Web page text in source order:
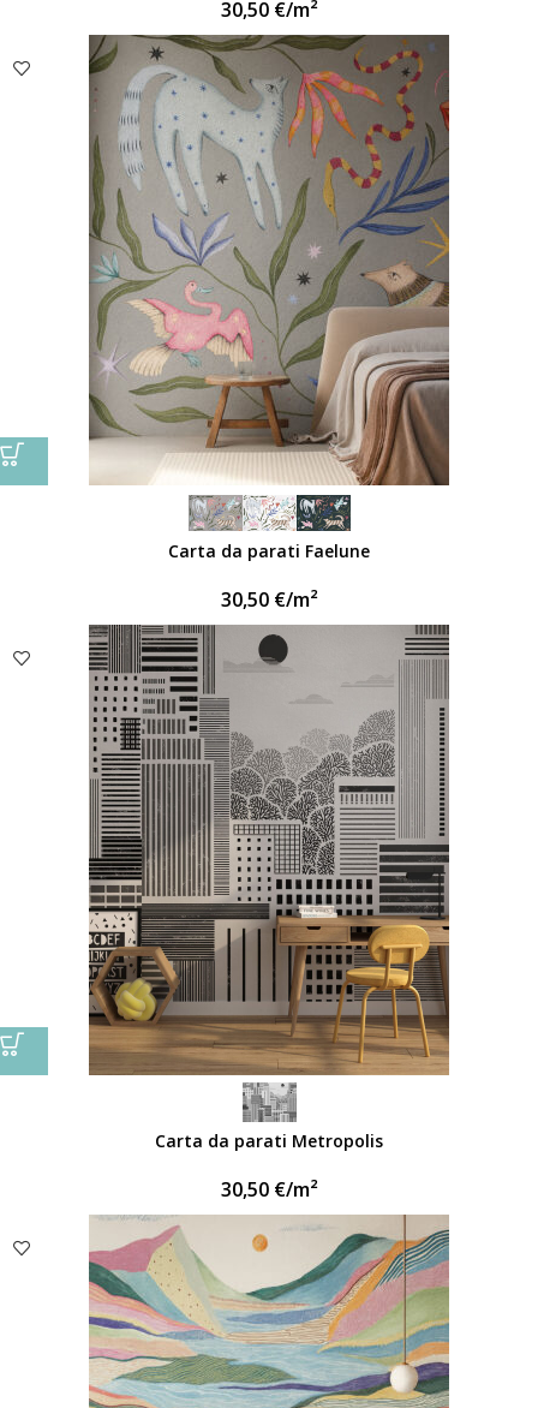
30,50 €/m²
Carta da parati Faelune
30,50 €/m²
Carta da parati Metropolis
30,50 €/m²